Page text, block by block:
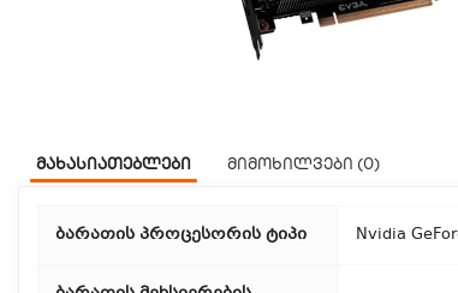
მახასიათებლები მიმოხილვები (0)
ბარათის პროცესორის ტიპი Nvidia